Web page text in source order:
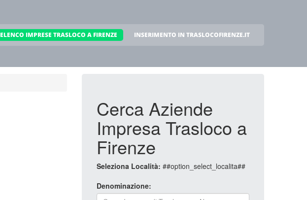
ELENCO IMPRESE TRASLOCO A FIRENZE INSERIMENTO IN TRASLOCOFIRENZE.IT
Cerca Aziende
Impresa Trasloco a
Firenze
Seleziona Località: ##option_select_localita##
Denominazione: